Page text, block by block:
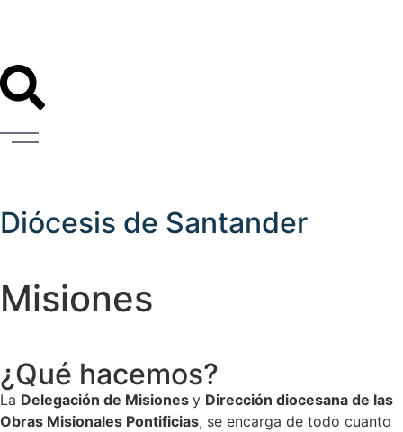
Diócesis de Santander
Misiones
¿Qué hacemos?
La Delegación de Misiones y Dirección diocesana de las
Obras Misionales Pontificias, se encarga de todo cuanto